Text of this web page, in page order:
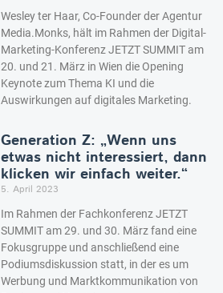
Wesley ter Haar, Co-Founder der Agentur
Media.Monks, hält im Rahmen der Digital-
Marketing-Konferenz JETZT SUMMIT am
20. und 21. März in Wien die Opening
Keynote zum Thema KI und die
Auswirkungen auf digitales Marketing.
Generation Z: „Wenn uns
etwas nicht interessiert, dann
klicken wir einfach weiter.“
5. April 2023
Im Rahmen der Fachkonferenz JETZT
SUMMIT am 29. und 30. März fand eine
Fokusgruppe und anschließend eine
Podiumsdiskussion statt, in der es um
Werbung und Marktkommunikation von